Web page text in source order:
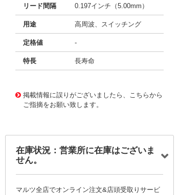
リード間隔 0.197インチ（5.00mm）
用途 高周波、スイッチング
定格値 -
特長 長寿命
掲載情報に誤りがございましたら、こちらから
ご指摘をお願い致します。
在庫状況：営業所に在庫はございま
せん。
マルツ全店でオンライン注文&店頭受取りサービ